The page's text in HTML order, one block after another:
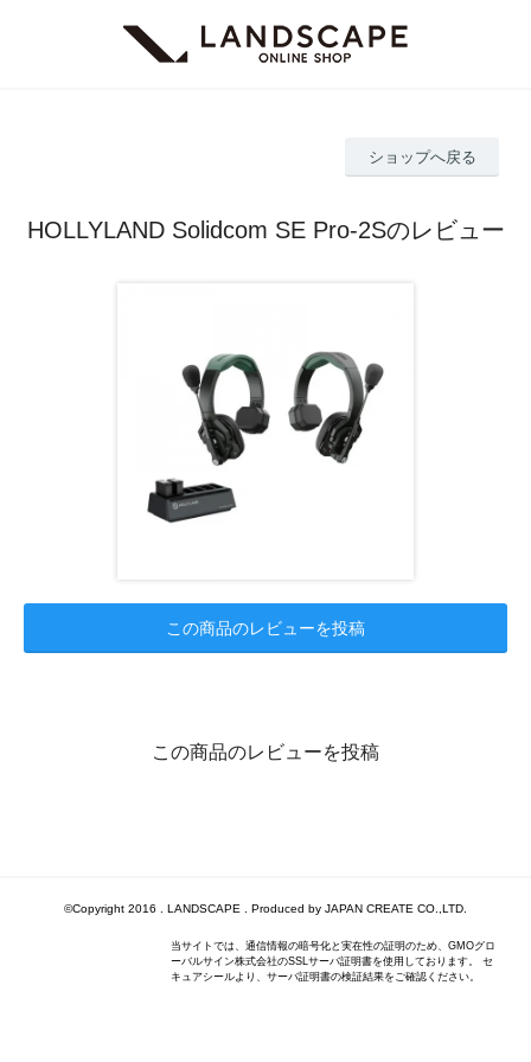
ショップへ戻る
HOLLYLAND Solidcom SE Pro-2Sのレビュー
この商品のレビューを投稿
この商品のレビューを投稿
©Copyright 2016 . LANDSCAPE . Produced by JAPAN CREATE CO.,LTD.
当サイトでは、通信情報の暗号化と実在性の証明のため、GMOグロ
ーバルサイン株式会社のSSLサーバ証明書を使用しております。 セ
キュアシールより、サーバ証明書の検証結果をご確認ください。